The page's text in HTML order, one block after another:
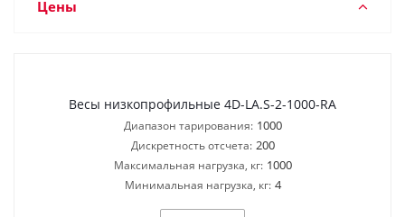
Цены
Весы низкопрофильные 4D-LA.S-2-1000-RA
Диапазон тарирования: 1000
Дискретность отсчета: 200
Максимальная нагрузка, кг: 1000
Минимальная нагрузка, кг: 4